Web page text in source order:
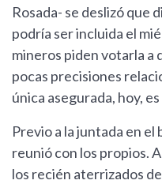
Rosada- se deslizó que
podría ser incluida el
mineros piden votarla a
pocas precisiones
única asegurada, hoy,
Previo a la juntada en
reunió con los propios.
los recién aterrizados